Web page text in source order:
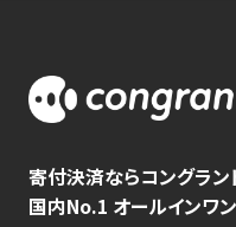
寄付決済ならコングラン
国内No.1 オールインワ